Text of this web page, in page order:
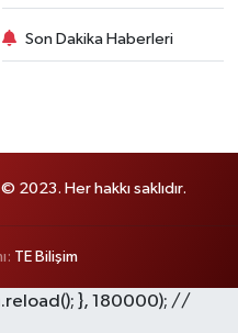
Son Dakika Haberleri
2023. Her hakkı saklıdır.
TE Bilişim
}, 180000); //